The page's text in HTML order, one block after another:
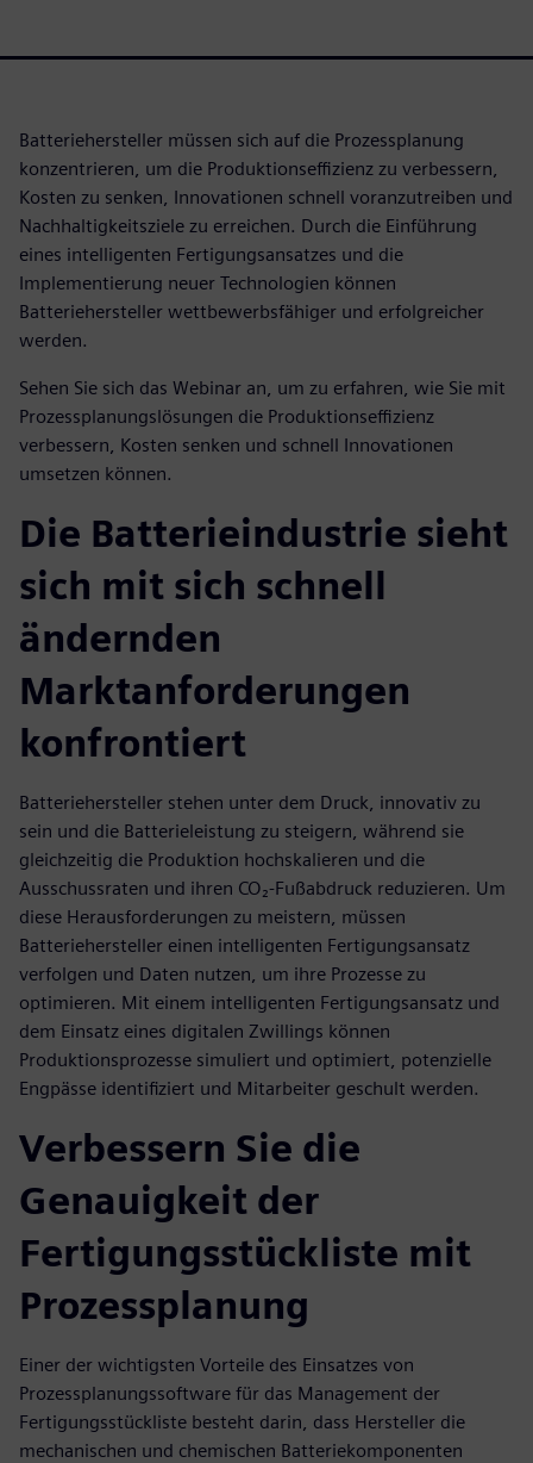
Batteriehersteller müssen sich auf die Prozessplanung
konzentrieren, um die Produktionseffizienz zu verbessern,
Kosten zu senken, Innovationen schnell voranzutreiben und
Nachhaltigkeitsziele zu erreichen. Durch die Einführung
eines intelligenten Fertigungsansatzes und die
Implementierung neuer Technologien können
Batteriehersteller wettbewerbsfähiger und erfolgreicher
werden.
Sehen Sie sich das Webinar an, um zu erfahren, wie Sie mit
Prozessplanungslösungen die Produktionseffizienz
verbessern, Kosten senken und schnell Innovationen
umsetzen können.
Die Batterieindustrie sieht
sich mit sich schnell
ändernden
Marktanforderungen
konfrontiert
Batteriehersteller stehen unter dem Druck, innovativ zu
sein und die Batterieleistung zu steigern, während sie
gleichzeitig die Produktion hochskalieren und die
Ausschussraten und ihren CO₂-Fußabdruck reduzieren. Um
diese Herausforderungen zu meistern, müssen
Batteriehersteller einen intelligenten Fertigungsansatz
verfolgen und Daten nutzen, um ihre Prozesse zu
optimieren. Mit einem intelligenten Fertigungsansatz und
dem Einsatz eines digitalen Zwillings können
Produktionsprozesse simuliert und optimiert, potenzielle
Engpässe identifiziert und Mitarbeiter geschult werden.
Verbessern Sie die
Genauigkeit der
Fertigungsstückliste mit
Prozessplanung
Einer der wichtigsten Vorteile des Einsatzes von
Prozessplanungssoftware für das Management der
Fertigungsstückliste besteht darin, dass Hersteller die
mechanischen und chemischen Batteriekomponenten